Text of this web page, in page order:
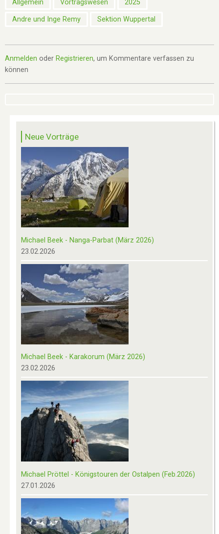
Allgemein Vortragswesen 2025
Andre und Inge Remy Sektion Wuppertal
Anmelden oder Registrieren, um Kommentare verfassen zu
können
Neue Vorträge
Michael Beek - Nanga-Parbat (März 2026)
23.02.2026
Michael Beek - Karakorum (März 2026)
23.02.2026
Michael Pröttel - Königstouren der Ostalpen (Feb.2026)
27.01.2026